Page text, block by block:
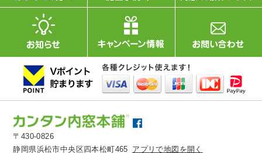
〒430-0826
静岡県浜松市中央区四本松町465 アプリで地図を開く